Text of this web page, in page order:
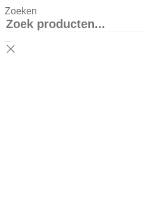
Zoeken